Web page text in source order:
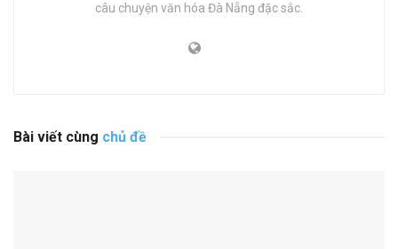
câu chuyện văn hóa Đà Nẵng đặc sắc.
Bài viết cùng chủ đề